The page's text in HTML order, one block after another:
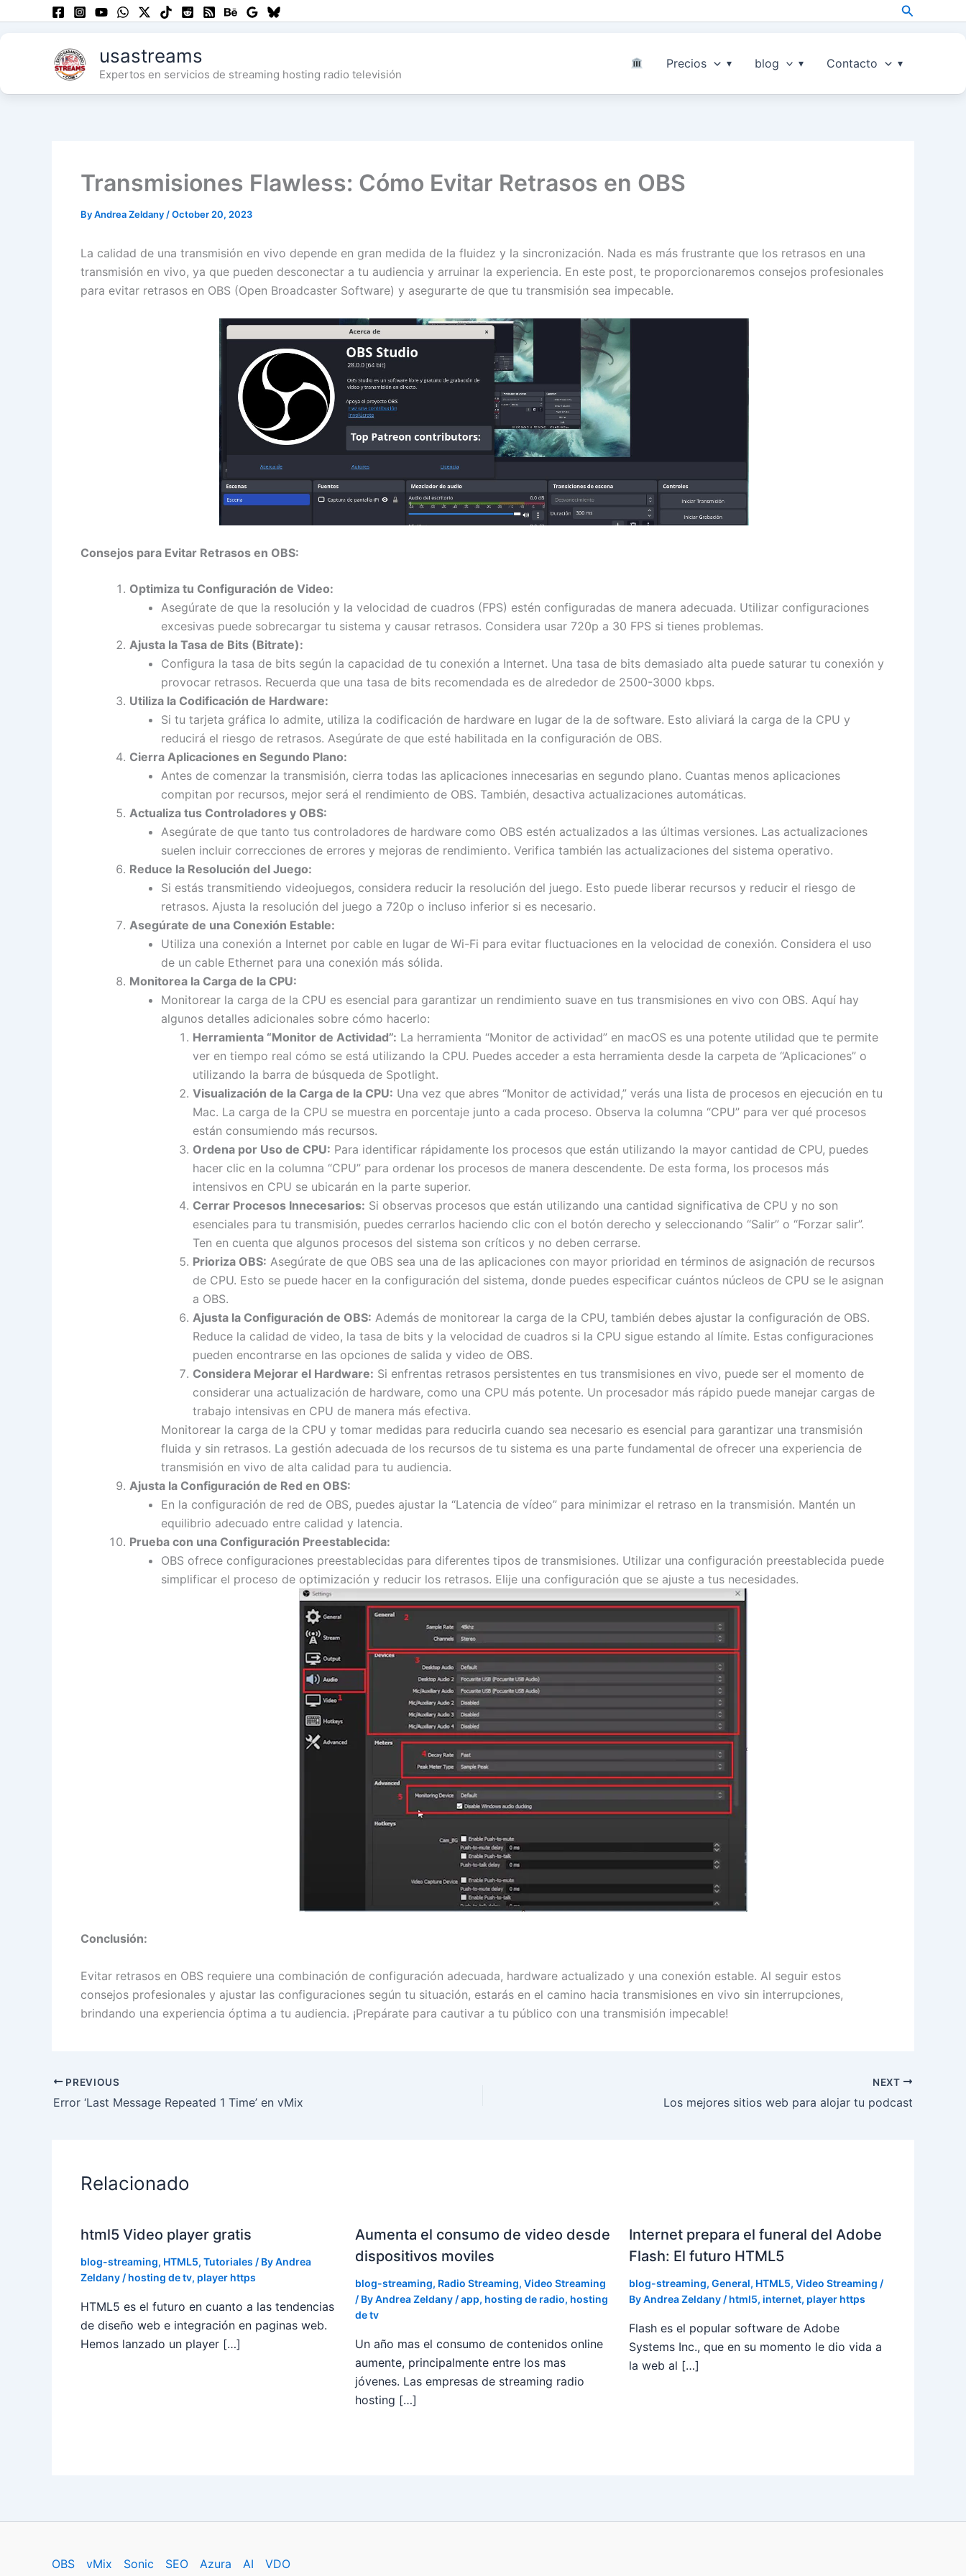
Search
usastreams
Expertos en servicios de streaming hosting radio televisión
Precios blog Contacto
Transmisiones Flawless: Cómo Evitar Retrasos en OBS
ByAndrea Zeldany /October 20, 2023
La calidad de una transmisión en vivo depende en gran medida de la fluidez y la sincronización. Nada es más frustrante que los retrasos en una
transmisión en vivo, ya que pueden desconectar a tu audiencia y arruinar la experiencia. En este post, te proporcionaremos consejos profesionales
para evitar retrasos en OBS (Open Broadcaster Software) y asegurarte de que tu transmisión sea impecable.
Consejos para Evitar Retrasos en OBS:
Optimiza tu Configuración de Video:
Asegúrate de que la resolución y la velocidad de cuadros (FPS) estén configuradas de manera adecuada. Utilizar configuraciones
excesivas puede sobrecargar tu sistema y causar retrasos. Considera usar 720p a 30 FPS si tienes problemas.
Ajusta la Tasa de Bits (Bitrate):
Configura la tasa de bits según la capacidad de tu conexión a Internet. Una tasa de bits demasiado alta puede saturar tu conexión y
provocar retrasos. Recuerda que una tasa de bits recomendada es de alrededor de 2500-3000 kbps.
Utiliza la Codificación de Hardware:
Si tu tarjeta gráfica lo admite, utiliza la codificación de hardware en lugar de la de software. Esto aliviará la carga de la CPU y
reducirá el riesgo de retrasos. Asegúrate de que esté habilitada en la configuración de OBS.
Cierra Aplicaciones en Segundo Plano:
Antes de comenzar la transmisión, cierra todas las aplicaciones innecesarias en segundo plano. Cuantas menos aplicaciones
compitan por recursos, mejor será el rendimiento de OBS. También, desactiva actualizaciones automáticas.
Actualiza tus Controladores y OBS:
Asegúrate de que tanto tus controladores de hardware como OBS estén actualizados a las últimas versiones. Las actualizaciones
suelen incluir correcciones de errores y mejoras de rendimiento. Verifica también las actualizaciones del sistema operativo.
Reduce la Resolución del Juego:
Si estás transmitiendo videojuegos, considera reducir la resolución del juego. Esto puede liberar recursos y reducir el riesgo de
retrasos. Ajusta la resolución del juego a 720p o incluso inferior si es necesario.
Asegúrate de una Conexión Estable:
Utiliza una conexión a Internet por cable en lugar de Wi-Fi para evitar fluctuaciones en la velocidad de conexión. Considera el uso
de un cable Ethernet para una conexión más sólida.
Monitorea la Carga de la CPU:
Monitorear la carga de la CPU es esencial para garantizar un rendimiento suave en tus transmisiones en vivo con OBS. Aquí hay
algunos detalles adicionales sobre cómo hacerlo:
Herramienta “Monitor de Actividad”: La herramienta “Monitor de actividad” en macOS es una potente utilidad que te permite
ver en tiempo real cómo se está utilizando la CPU. Puedes acceder a esta herramienta desde la carpeta de “Aplicaciones” o
utilizando la barra de búsqueda de Spotlight.
Visualización de la Carga de la CPU: Una vez que abres “Monitor de actividad,” verás una lista de procesos en ejecución en tu
Mac. La carga de la CPU se muestra en porcentaje junto a cada proceso. Observa la columna “CPU” para ver qué procesos
están consumiendo más recursos.
Ordena por Uso de CPU: Para identificar rápidamente los procesos que están utilizando la mayor cantidad de CPU, puedes
hacer clic en la columna “CPU” para ordenar los procesos de manera descendente. De esta forma, los procesos más
intensivos en CPU se ubicarán en la parte superior.
Cerrar Procesos Innecesarios: Si observas procesos que están utilizando una cantidad significativa de CPU y no son
esenciales para tu transmisión, puedes cerrarlos haciendo clic con el botón derecho y seleccionando “Salir” o “Forzar salir”.
Ten en cuenta que algunos procesos del sistema son críticos y no deben cerrarse.
Prioriza OBS: Asegúrate de que OBS sea una de las aplicaciones con mayor prioridad en términos de asignación de recursos
de CPU. Esto se puede hacer en la configuración del sistema, donde puedes especificar cuántos núcleos de CPU se le asignan
a OBS.
Ajusta la Configuración de OBS: Además de monitorear la carga de la CPU, también debes ajustar la configuración de OBS.
Reduce la calidad de video, la tasa de bits y la velocidad de cuadros si la CPU sigue estando al límite. Estas configuraciones
pueden encontrarse en las opciones de salida y video de OBS.
Considera Mejorar el Hardware: Si enfrentas retrasos persistentes en tus transmisiones en vivo, puede ser el momento de
considerar una actualización de hardware, como una CPU más potente. Un procesador más rápido puede manejar cargas de
trabajo intensivas en CPU de manera más efectiva.
Monitorear la carga de la CPU y tomar medidas para reducirla cuando sea necesario es esencial para garantizar una transmisión
fluida y sin retrasos. La gestión adecuada de los recursos de tu sistema es una parte fundamental de ofrecer una experiencia de
transmisión en vivo de alta calidad para tu audiencia.
Ajusta la Configuración de Red en OBS:
En la configuración de red de OBS, puedes ajustar la “Latencia de vídeo” para minimizar el retraso en la transmisión. Mantén un
equilibrio adecuado entre calidad y latencia.
Prueba con una Configuración Preestablecida:
OBS ofrece configuraciones preestablecidas para diferentes tipos de transmisiones. Utilizar una configuración preestablecida puede
simplificar el proceso de optimización y reducir los retrasos. Elije una configuración que se ajuste a tus necesidades.
Conclusión:
Evitar retrasos en OBS requiere una combinación de configuración adecuada, hardware actualizado y una conexión estable. Al seguir estos
consejos profesionales y ajustar las configuraciones según tu situación, estarás en el camino hacia transmisiones en vivo sin interrupciones,
brindando una experiencia óptima a tu audiencia. ¡Prepárate para cautivar a tu público con una transmisión impecable!
PREVIOUS
Error ‘Last Message Repeated 1 Time’ en vMix
NEXT
Los mejores sitios web para alojar tu podcast
Relacionado
html5 Video player gratis
blog-streaming, HTML5, Tutoriales / ByAndrea
Zeldany / hosting de tv, player https
HTML5 es el futuro en cuanto a las tendencias
de diseño web e integración en paginas web.
Hemos lanzado un player […]
Aumenta el consumo de video desde
dispositivos moviles
blog-streaming, Radio Streaming, Video Streaming
/ ByAndrea Zeldany /app, hosting de radio, hosting
de tv
Un año mas el consumo de contenidos online
aumente, principalmente entre los mas
jóvenes. Las empresas de streaming radio
hosting […]
Internet prepara el funeral del Adobe
Flash: El futuro HTML5
blog-streaming,General, HTML5,Video Streaming /
ByAndrea Zeldany / html5,internet, player https
Flash es el popular software de Adobe
Systems Inc., que en su momento le dio vida a
la web al […]
OBS vMix Sonic SEO Azura AI
VDO